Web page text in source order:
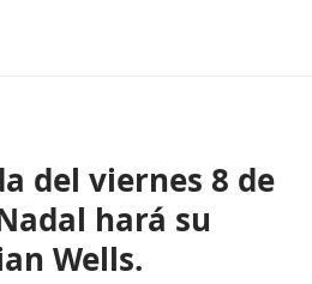
del viernes 8 de
hará su
Wells.